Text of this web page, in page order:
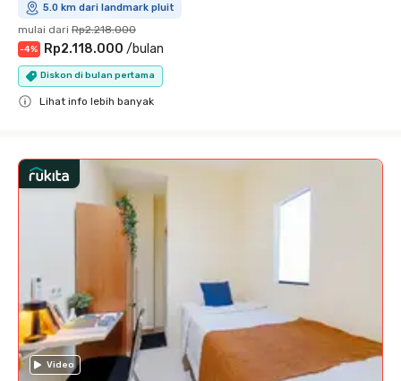
5.0 km dari landmark pluit
mulai dari Rp2.218.000
-4% Rp2.118.000 /bulan
Diskon di bulan pertama
Lihat info lebih banyak
Video